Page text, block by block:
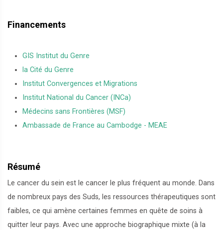
Financements
GIS Institut du Genre
la Cité du Genre
Institut Convergences et Migrations
Institut National du Cancer (INCa)
Médecins sans Frontières (MSF)
Ambassade de France au Cambodge - MEAE
Résumé
Le cancer du sein est le cancer le plus fréquent au monde. Dans
de nombreux pays des Suds, les ressources thérapeutiques sont
faibles, ce qui amène certaines femmes en quête de soins à
quitter leur pays. Avec une approche biographique mixte (à la